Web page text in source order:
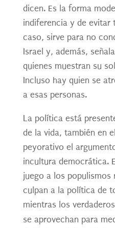
dicen. Es la forma
indiferencia y de evitar
caso, sirve para no
Israel y, además,
quienes muestran su
Incluso hay quien se
a esas personas.
La política está
de la vida, también en
peyorativo el
incultura democrática.
juego a los populismos
culpan a la política de
mientras los
se aprovechan para